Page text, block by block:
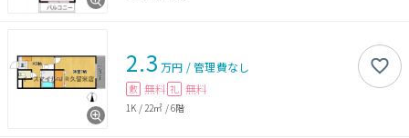
2.3 万円 /管理費なし
敷 無料 礼 無料
1K / 22㎡ /6階